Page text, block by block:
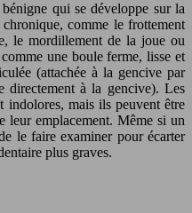
qui se développe sur la
comme le frottement
le mordillement de la joue ou
une boule ferme, lisse et
(attachée à la gencive par
directement à la gencive). Les
indolores, mais ils peuvent être
leur emplacement. Même si un
le faire examiner pour écarter
plus graves.